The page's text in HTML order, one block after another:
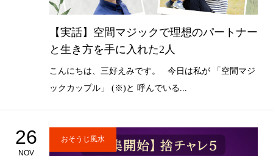
【実話】空間マジックで理想のパートナー
と生き方を手に入れた2人
こんにちは、三好えみです。 今日は私が 「空間マジ
ックカップル」 (※)と 呼んでいる...
26
NOV
おそうじ風水